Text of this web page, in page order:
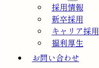
採用情報
新卒採用
キャリア採用
福利厚生
お問い合わせ